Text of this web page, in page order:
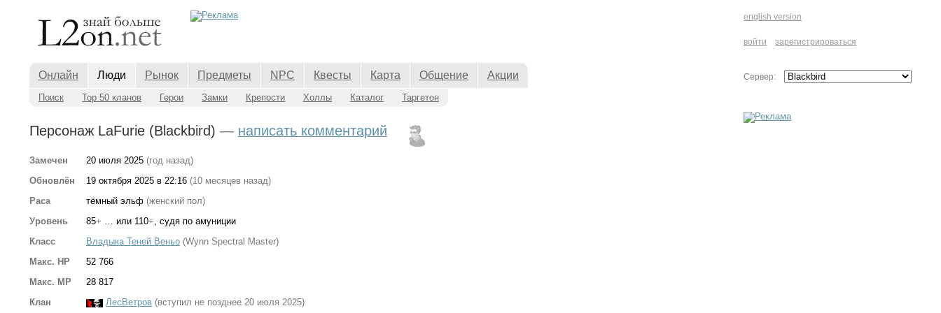
english version
войти зарегистрироваться
Сервер:
Онлайн Люди Рынок Предметы NPC Квесты Карта Общение Акции
Поиск Top 50 кланов Герои Замки Крепости Холлы Каталог Таргетон
Персонаж LaFurie (Blackbird) — написать комментарий
Замечен 20 июля 2025 (год назад)
Обновлён
19 октября 2025 в 22:16 (10 месяцев назад)
Раса
тёмный эльф (женский пол)
Уровень
85+ … или 110+, судя по амуниции
Класс
Владыка Теней Веньо (Wynn Spectral Master)
Макс. HP
52 766
Макс. MP
28 817
Клан
ЛесВетров (вступил не позднее 20 июля 2025)